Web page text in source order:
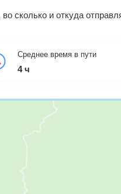
сколько и откуда
Среднее время в пути
4 ч